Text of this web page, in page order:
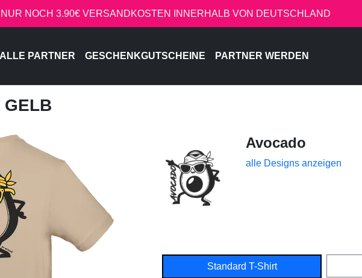
NOCH 3.90€ VERSANDKOSTEN INNERHALB VON DEUTSCHLAND
ALLE PARTNER GESCHENKGUTSCHEINE PARTNER WERDEN
GELB
Avocado
alle Designs anzeigen
Standard T-Shirt